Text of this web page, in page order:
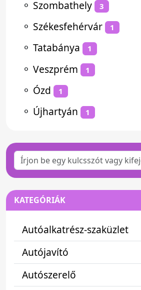
⚬ Szombathely 3
⚬ Székesfehérvár 1
⚬ Tatabánya 1
⚬ Veszprém 1
⚬ Ózd 1
⚬ Újhartyán 1
KATEGÓRIÁK
Autóalkatrész-szaküzlet
Autójavító
Autószerelő